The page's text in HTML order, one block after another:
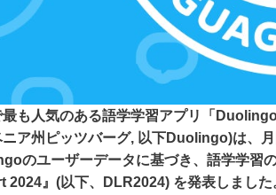
最も人気のある語学学習アプリ「
ニア州ピッツバーグ, 以下Duolingo)は、
のユーザーデータに基づき、語学学
2024』(以下、DLR2024) を発表しまし